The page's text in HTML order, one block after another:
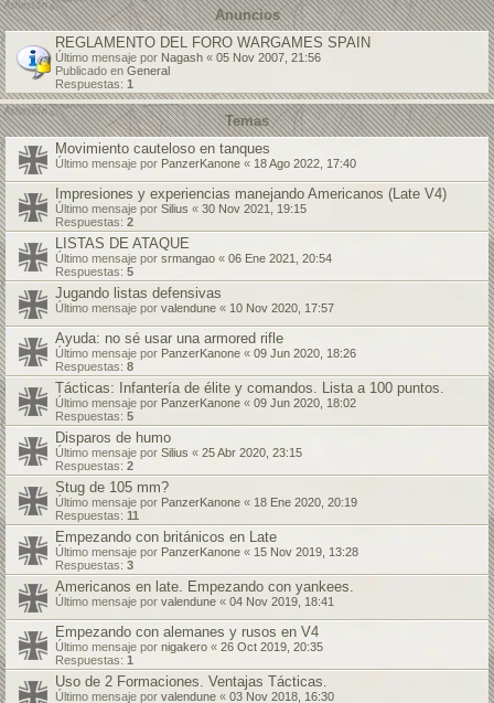
Anuncios
REGLAMENTO DEL FORO WARGAMES SPAIN
Último mensaje por Nagash « 05 Nov 2007, 21:56
Publicado en General
Respuestas: 1
Temas
Movimiento cauteloso en tanques
Último mensaje por PanzerKanone « 18 Ago 2022, 17:40
Impresiones y experiencias manejando Americanos (Late V4)
Último mensaje por Silius « 30 Nov 2021, 19:15
Respuestas: 2
LISTAS DE ATAQUE
Último mensaje por srmangao « 06 Ene 2021, 20:54
Respuestas: 5
Jugando listas defensivas
Último mensaje por valendune « 10 Nov 2020, 17:57
Ayuda: no sé usar una armored rifle
Último mensaje por PanzerKanone « 09 Jun 2020, 18:26
Respuestas: 8
Tácticas: Infantería de élite y comandos. Lista a 100 puntos.
Último mensaje por PanzerKanone « 09 Jun 2020, 18:02
Respuestas: 5
Disparos de humo
Último mensaje por Silius « 25 Abr 2020, 23:15
Respuestas: 2
Stug de 105 mm?
Último mensaje por PanzerKanone « 18 Ene 2020, 20:19
Respuestas: 11
Empezando con británicos en Late
Último mensaje por PanzerKanone « 15 Nov 2019, 13:28
Respuestas: 3
Americanos en late. Empezando con yankees.
Último mensaje por valendune « 04 Nov 2019, 18:41
Empezando con alemanes y rusos en V4
Último mensaje por nigakero « 26 Oct 2019, 20:35
Respuestas: 1
Uso de 2 Formaciones. Ventajas Tácticas.
Último mensaje por valendune « 03 Nov 2018, 16:30